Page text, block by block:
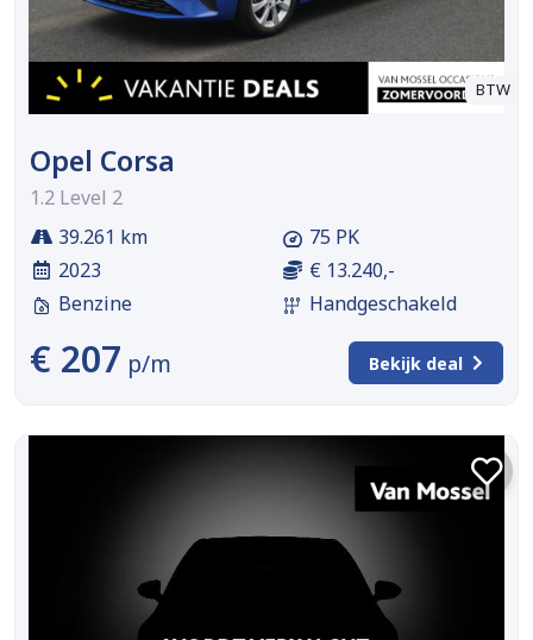
BTW
Opel Corsa
1.2 Level 2
39.261 km
2023
Benzine
75 PK
€ 13.240,-
Handgeschakeld
€ 207 p/m Bekijk deal